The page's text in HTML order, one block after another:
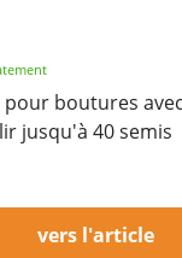
boutures
jusqu'à 40 semis
vers l'article